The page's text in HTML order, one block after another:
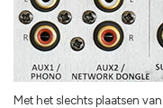
Met het slechts plaatsen